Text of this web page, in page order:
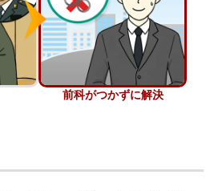
護士に依頼
解決したい
前科がつかずに解決